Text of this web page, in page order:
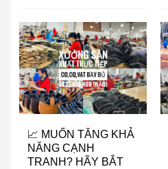
📈 MUỐN TĂNG KHẢ
NĂNG CẠNH
TRANH? HÃY BẮT